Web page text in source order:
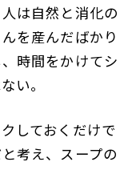
は自然と消化の
を産んだばかり
時間をかけてシ
い。
しておくだけで
考え、スープの